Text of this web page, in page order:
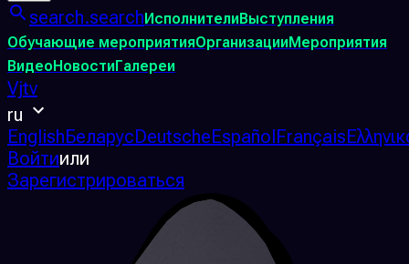
search.searchИсполнителиВыступления
Обучающие мероприятияОрганизацииМероприятия
ВидеоНовостиГалереи
Vjtv
ru
EnglishБеларусDeutscheEspañolFrançais
Войтиили
Зарегистрироваться